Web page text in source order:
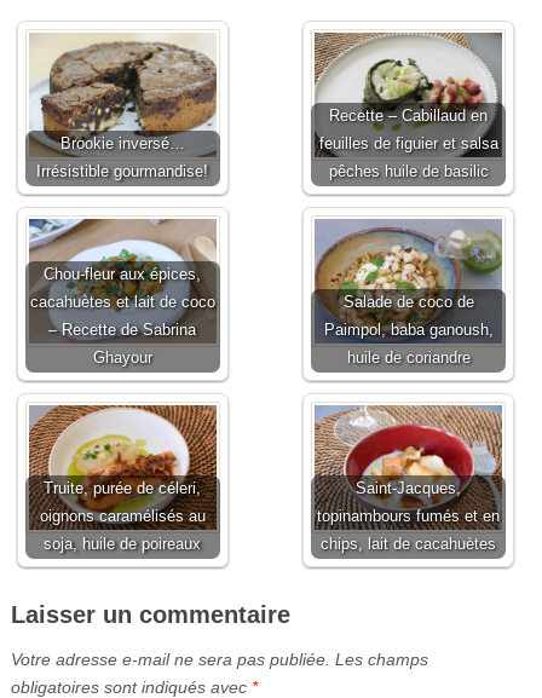
Brookie inversé…
Irrésistible gourmandise!
Recette – Cabillaud en
feuilles de figuier et salsa
pêches huile de basilic
Chou-fleur aux épices,
cacahuètes et lait de coco
– Recette de Sabrina
Ghayour
Salade de coco de
Paimpol, baba ganoush,
huile de coriandre
Truite, purée de céleri,
oignons caramélisés au
soja, huile de poireaux
Saint-Jacques,
topinambours fumés et en
chips, lait de cacahuètes
Laisser un commentaire
Votre adresse e-mail ne sera pas publiée. Les champs
obligatoires sont indiqués avec *